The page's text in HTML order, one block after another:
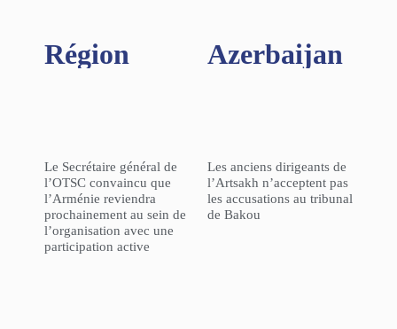
Région​
Le Secrétaire général de
l’OTSC convaincu que
l’Arménie reviendra
prochainement au sein de
l’organisation avec une
participation active
Azerbaijan
Les anciens dirigeants de
l’Artsakh n’acceptent pas
les accusations au tribunal
de Bakou